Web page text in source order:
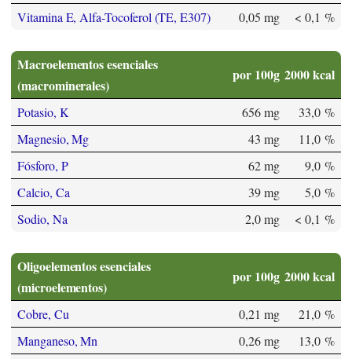
Vitamina E, Alfa-Tocoferol (TE, E307)
0,05 mg < 0,1 %
Macroelementos esenciales
(macrominerales)
por 100g 2000 kcal
Potasio, K 656 mg
33,0 %
Magnesio, Mg
43 mg
11,0 %
Fósforo, P
62 mg
9,0 %
Calcio, Ca
39 mg
5,0 %
Sodio, Na
2,0 mg < 0,1 %
Oligoelementos esenciales
(microelementos)
por 100g 2000 kcal
Cobre, Cu 0,21 mg
21,0 %
Manganeso, Mn
0,26 mg 13,0 %